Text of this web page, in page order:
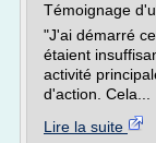
Témoignage
"J'ai démarré
étaient
activité
d'action. Cela...
Lire la suite